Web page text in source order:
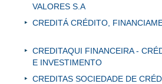
VALORES S.A
CREDITÁ CRÉDITO,
CREDITAQUI FINANCEIRA -
E INVESTIMENTO
CREDITAS SOCIEDADE DE